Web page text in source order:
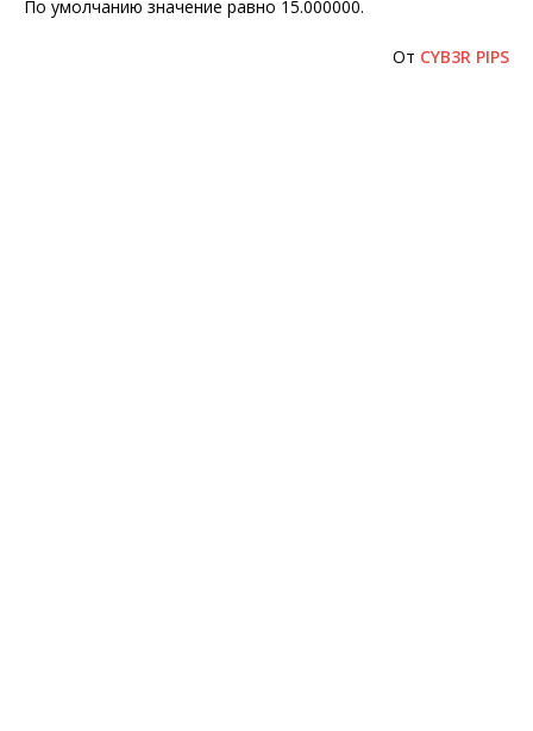
По умолчанию значение равно 15.000000.
От CYB3R PIPS